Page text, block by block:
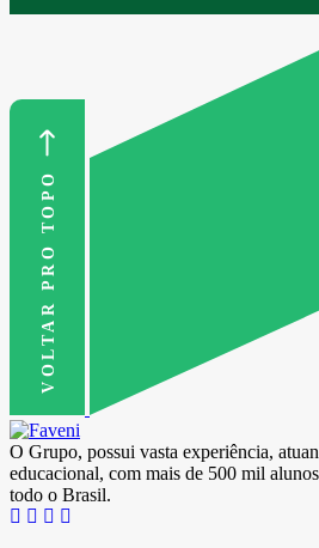
VOLTAR PRO TOPO
O Grupo, possui vasta experiência,
educacional, com mais de 500 mil
todo o Brasil.